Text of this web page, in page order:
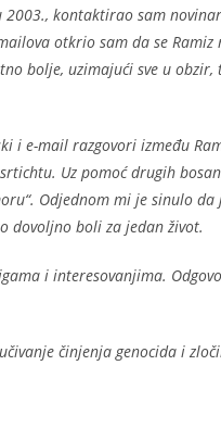
kontaktirao sam
otkrio sam da se Ramiz
bolje, uzimajući sve u
i e-mail razgovori između
Uz pomoć drugih
Odjednom mi je sinulo
dovoljno boli za jedan život.
i interesovanjima.
činjenja genocida i